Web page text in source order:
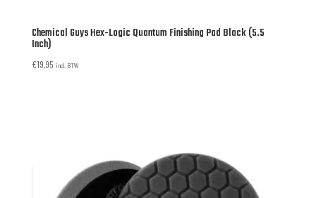
Chemical Guys Hex-Logic Quantum Finishing Pad Black (5.5
Inch)
€19,95 incl. BTW